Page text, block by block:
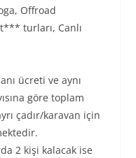
Offroad
turları, Canlı
ücreti ve aynı
göre toplam
çadır/karavan için
2 kişi kalacak ise